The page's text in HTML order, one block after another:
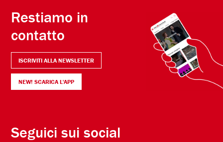
Restiamo in
contatto
ISCRIVITI ALLA NEWSLETTER
NEW! SCARICA L'APP
Seguici sui social